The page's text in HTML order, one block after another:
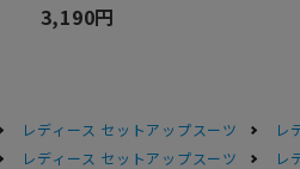
3,190円
レディース セットアップスーツ
レ
レディース セットアップスーツ
レ